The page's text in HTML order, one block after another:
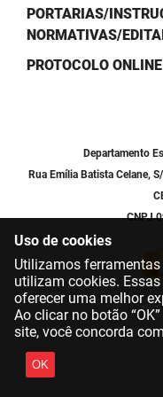
PORTARIAS/
NORMATIVAS/
PROTOCOLO
Departamento
Rua Emília Batista Celane,
CNPJ
Uso de cookies
Utilizamos
utilizam cookies.
oferecer uma melhor
Ao clicar no botão
site, você concorda
OK